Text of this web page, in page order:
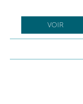
VOIR